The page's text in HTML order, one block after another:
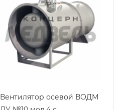
Вентилятор осевой ВОДМ